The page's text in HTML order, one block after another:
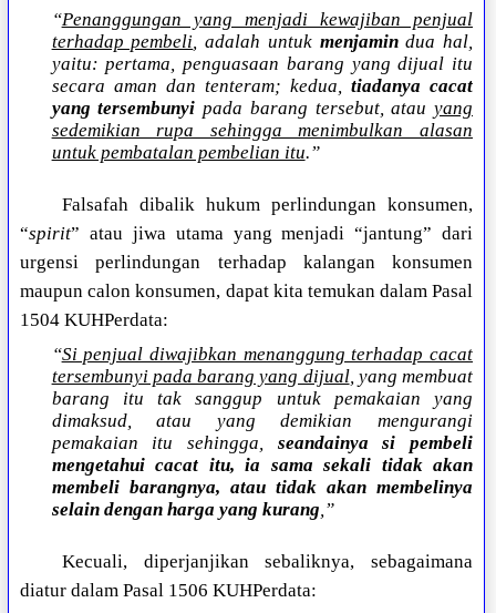
“Penanggungan yang menjadi kewajiban penjual
terhadap pembeli, adalah untuk menjamindua hal,
yaitu: pertama, penguasaan barang yang dijual itu
secara aman dan tenteram; kedua, tiadanya cacat
yang tersembunyi pada barang tersebut, atauyang
sedemikian rupa sehingga menimbulkan alasan
untuk pembatalan pembelian itu.”
Falsafah dibalik hukum perlindungan konsumen,
“spirit” atau jiwa utama yang menjadi “jantung” dari
urgensi perlindungan terhadap kalangan konsumen
maupun calon konsumen, dapat kita temukan dalam Pasal
1504 KUHPerdata:
“Si penjual diwajibkan menanggung terhadap cacat
tersembunyi pada barang yang dijual, yang membuat
barang itu tak sanggup untuk pemakaian yang
dimaksud, atau yang demikian mengurangi
pemakaian itu sehingga, seandainya si pembeli
mengetahui cacat itu, ia sama sekali tidak akan
membeli barangnya, atau tidak akan membelinya
selain dengan harga yang kurang,”
Kecuali, diperjanjikan sebaliknya, sebagaimana
diatur dalam Pasal 1506 KUHPerdata: